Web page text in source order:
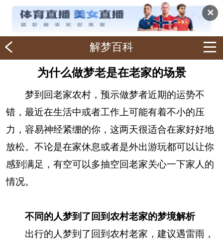
✕
解梦百科
为什么做梦老是在老家的场景
梦到回老家农村，预示做梦者近期的运势不
错，最近在生活中或者工作上可能有着不小的压
力，容易神经紧绷的你，这两天很适合在家好好地
放松。不论是在家休息或者是外出游玩都可以让你
感到满足，有空可以多抽空回老家关心一下家人的
情况。
不同的人梦到了回到农村老家的梦境解析
出行的人梦到了回到农村老家，建议遇雷雨，